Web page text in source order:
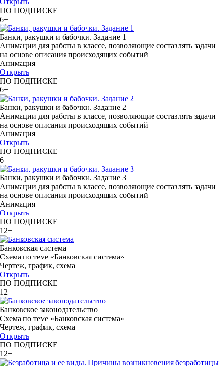
ПО ПОДПИСКЕ
6+
Банки, ракушки и бабочки. Задание 1
Анимации для работы в классе, позволяющие составлять задачи
на основе описания происходящих событий
Анимация
Открыть
ПО ПОДПИСКЕ
6+
Банки, ракушки и бабочки. Задание 2
Анимации для работы в классе, позволяющие составлять задачи
на основе описания происходящих событий
Анимация
Открыть
ПО ПОДПИСКЕ
6+
Банки, ракушки и бабочки. Задание 3
Анимации для работы в классе, позволяющие составлять задачи
на основе описания происходящих событий
Анимация
Открыть
ПО ПОДПИСКЕ
12+
Банковская система
Схема по теме «Банковская система»
Чертеж, график, схема
Открыть
ПО ПОДПИСКЕ
12+
Банковское законодательство
Схема по теме «Банковская система»
Чертеж, график, схема
Открыть
ПО ПОДПИСКЕ
12+